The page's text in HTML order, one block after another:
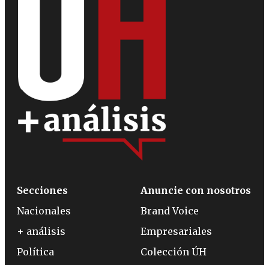
Secciones
Nacionales
+ análisis
Política
Anuncie con nosotros
Brand Voice
Empresariales
Colección ÚH